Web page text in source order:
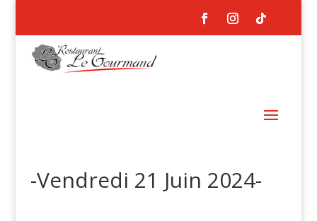
-Vendredi 21 Juin 2024-